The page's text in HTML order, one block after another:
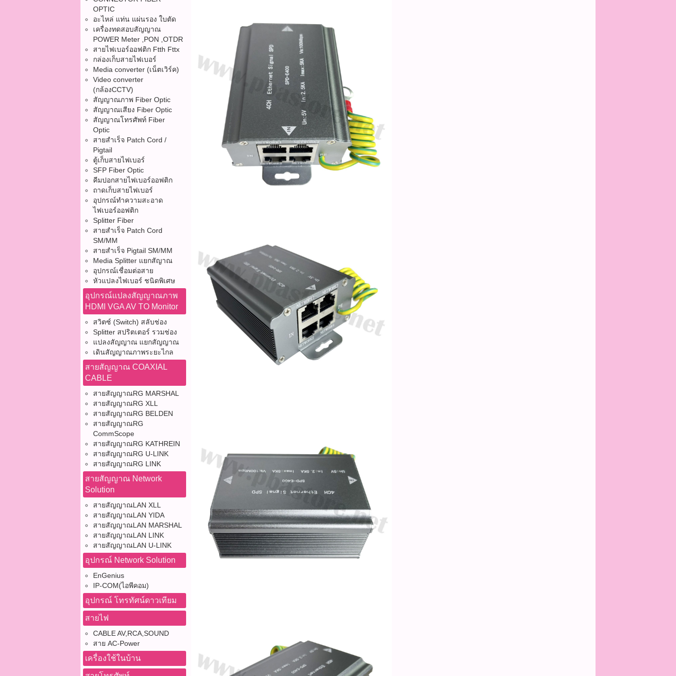
OPTIC
อะไหล่ แท่น แผ่นรอง ใบตัด
เครื่องทดสอบสัญญาณ
POWER Meter ,PON ,OTDR
สายไฟเบอร์ออฟติก Ftth Fttx
กล่องเก็บสายไฟเบอร์
Media converter (เน็ตเวิร์ค)
Video converter
(กล้องCCTV)
สัญญาณภาพ Fiber Optic
สัญญาณเสียง Fiber Optic
สัญญาณโทรศัพท์ Fiber
Optic
สายสำเร็จ Patch Cord /
Pigtail
ตู้เก็บสายไฟเบอร์
SFP Fiber Optic
คีมปอกสายไฟเบอร์ออฟติก
ถาดเก็บสายไฟเบอร์
อุปกรณ์ทำความสะอาด
ไฟเบอร์ออฟติก
Splitter Fiber
สายสำเร็จ Patch Cord
SM/MM
สายสำเร็จ Pigtail SM/MM
Media Splitter แยกสัญาณ
อุปกรณ์เชื่อมต่อสาย
หัวแปลงไฟเบอร์ ชนิดพิเศษ
อุปกรณ์แปลงสัญญาณภาพ
HDMI VGA AV TO Monitor
สวิตซ์ (Switch) สลับช่อง
Splitter สปริตเตอร์ รวมช่อง
แปลงสัญญาณ แยกสัญญาณ
เดินสัญญาณภาพระยะไกล
สายสัญญาณ COAXIAL
CABLE
สายสัญญาณRG MARSHAL
สายสัญญาณRG XLL
สายสัญญาณRG BELDEN
สายสัญญาณRG
CommScope
สายสัญญาณRG KATHREIN
สายสัญญาณRG U-LINK
สายสัญญาณRG LINK
สายสัญญาณ Network
Solution
สายสัญญาณLAN XLL
สายสัญญาณLAN YIDA
สายสัญญาณLAN MARSHAL
สายสัญญาณLAN LINK
สายสัญญาณLAN U-LINK
อุปกรณ์ Network Solution
EnGenius
IP-COM(ไอพีคอม)
อุปกรณ์ โทรทัศน์ดาวเทียม
สายไฟ
CABLE AV,RCA,SOUND
สาย AC-Power
เครื่องใช้ในบ้าน